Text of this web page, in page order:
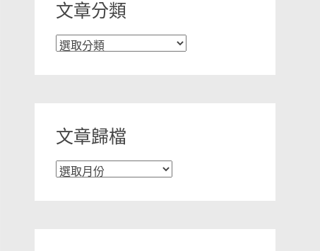
文章分類
文
文章歸檔
文